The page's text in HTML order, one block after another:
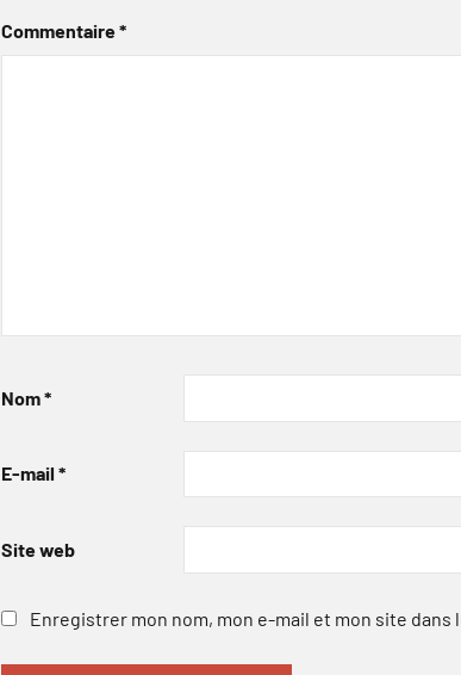
Commentaire*
Nom*
E-mail *
Site web
Enregistrer mon nom, mon e-mail et mon site